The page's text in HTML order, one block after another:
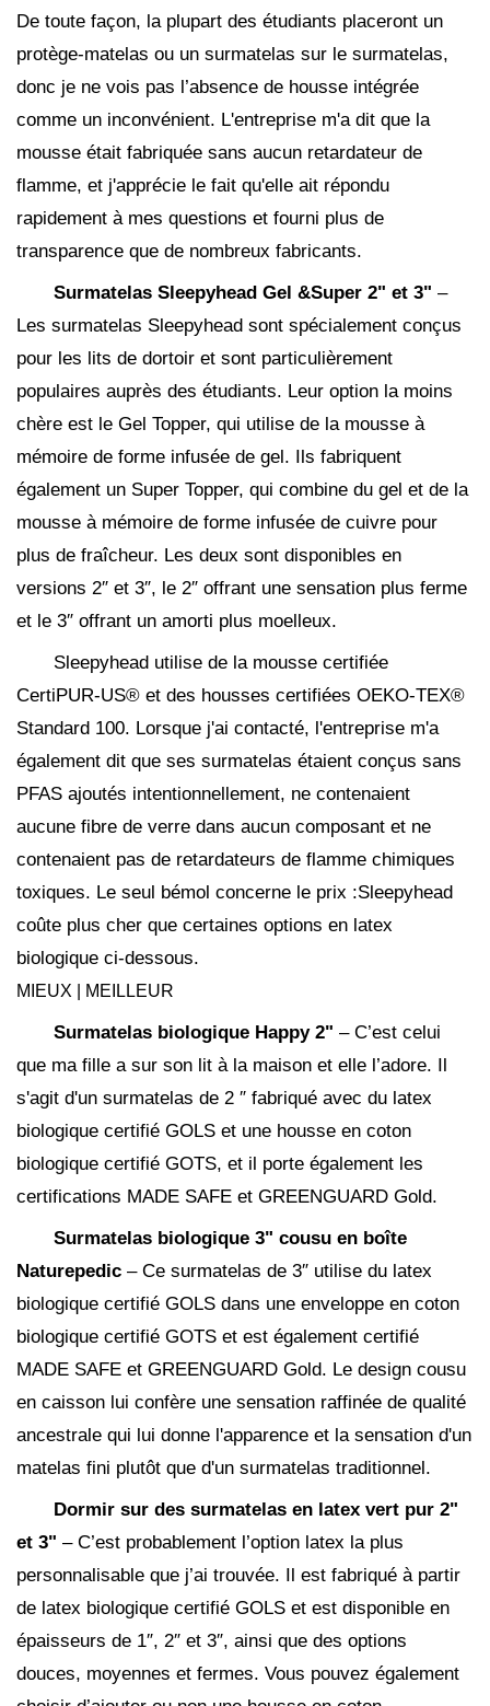
De toute façon, la plupart des étudiants placeront un
protège-matelas ou un surmatelas sur le surmatelas,
donc je ne vois pas l’absence de housse intégrée
comme un inconvénient. L'entreprise m'a dit que la
mousse était fabriquée sans aucun retardateur de
flamme, et j'apprécie le fait qu'elle ait répondu
rapidement à mes questions et fourni plus de
transparence que de nombreux fabricants.
Surmatelas Sleepyhead Gel &Super 2" et 3" –
Les surmatelas Sleepyhead sont spécialement conçus
pour les lits de dortoir et sont particulièrement
populaires auprès des étudiants. Leur option la moins
chère est le Gel Topper, qui utilise de la mousse à
mémoire de forme infusée de gel. Ils fabriquent
également un Super Topper, qui combine du gel et de la
mousse à mémoire de forme infusée de cuivre pour
plus de fraîcheur. Les deux sont disponibles en
versions 2″ et 3″, le 2″ offrant une sensation plus ferme
et le 3″ offrant un amorti plus moelleux.
Sleepyhead utilise de la mousse certifiée
CertiPUR-US® et des housses certifiées OEKO-TEX®
Standard 100. Lorsque j'ai contacté, l'entreprise m'a
également dit que ses surmatelas étaient conçus sans
PFAS ajoutés intentionnellement, ne contenaient
aucune fibre de verre dans aucun composant et ne
contenaient pas de retardateurs de flamme chimiques
toxiques. Le seul bémol concerne le prix :Sleepyhead
coûte plus cher que certaines options en latex
biologique ci-dessous.
MIEUX | MEILLEUR
Surmatelas biologique Happy 2" – C’est celui
que ma fille a sur son lit à la maison et elle l’adore. Il
s'agit d'un surmatelas de 2 ″ fabriqué avec du latex
biologique certifié GOLS et une housse en coton
biologique certifié GOTS, et il porte également les
certifications MADE SAFE et GREENGUARD Gold.
Surmatelas biologique 3" cousu en boîte
Naturepedic – Ce surmatelas de 3″ utilise du latex
biologique certifié GOLS dans une enveloppe en coton
biologique certifié GOTS et est également certifié
MADE SAFE et GREENGUARD Gold. Le design cousu
en caisson lui confère une sensation raffinée de qualité
ancestrale qui lui donne l'apparence et la sensation d'un
matelas fini plutôt que d'un surmatelas traditionnel.
Dormir sur des surmatelas en latex vert pur 2"
et 3" – C’est probablement l’option latex la plus
personnalisable que j’ai trouvée. Il est fabriqué à partir
de latex biologique certifié GOLS et est disponible en
épaisseurs de 1″, 2″ et 3″, ainsi que des options
douces, moyennes et fermes. Vous pouvez également